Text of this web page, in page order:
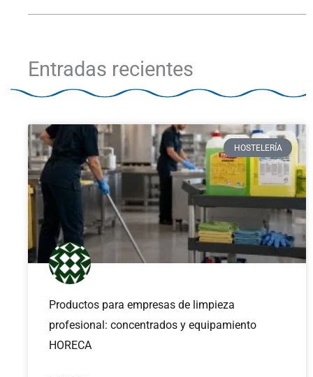
Entradas recientes
HOSTELERÍA
Productos para empresas de limpieza
profesional: concentrados y equipamiento
HORECA